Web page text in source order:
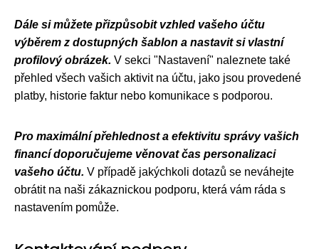
Dále si můžete přizpůsobit vzhled vašeho účtu
výběrem z dostupných šablon a nastavit si vlastní
profilový obrázek. V sekci "Nastavení" naleznete také
přehled všech vašich aktivit na účtu, jako jsou provedené
platby, historie faktur nebo komunikace s podporou.
Pro maximální přehlednost a efektivitu správy vašich
financí doporučujeme věnovat čas personalizaci
vašeho účtu. V případě jakýchkoli dotazů se neváhejte
obrátit na naši zákaznickou podporu, která vám ráda s
nastavením pomůže.